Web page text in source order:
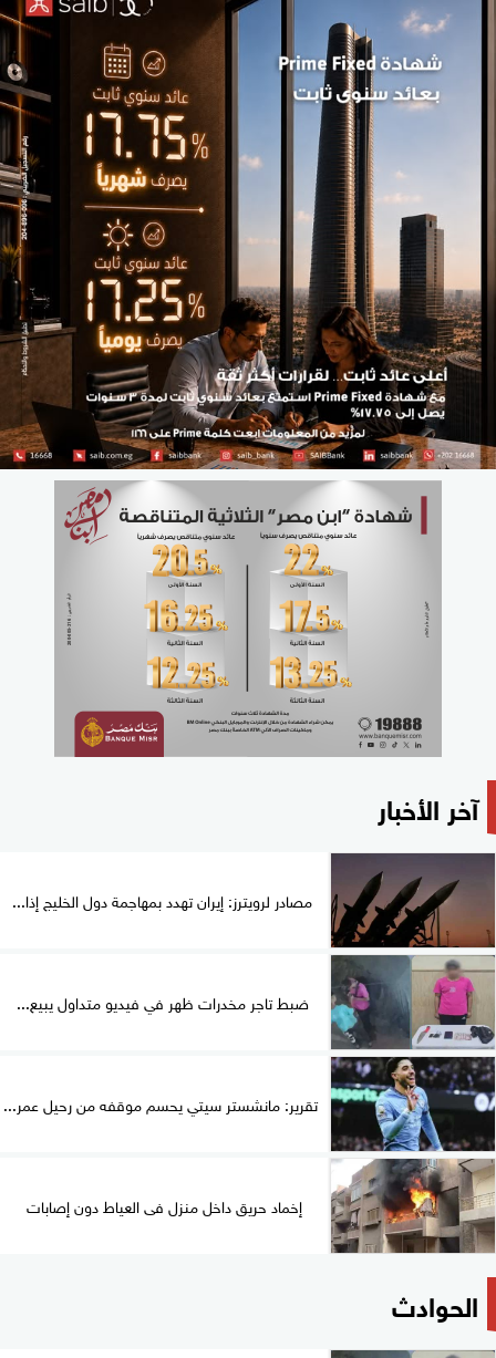
آخر الأخبار
مصادر لرويترز: إيران تهدد بمهاجمة دول الخليج إذا...
ضبط تاجر مخدرات ظهر في فيديو متداول يبيع...
تقرير: مانشستر سيتي يحسم موقفه من رحيل عمر...
إخماد حريق داخل منزل فى العياط دون إصابات
الحوادث